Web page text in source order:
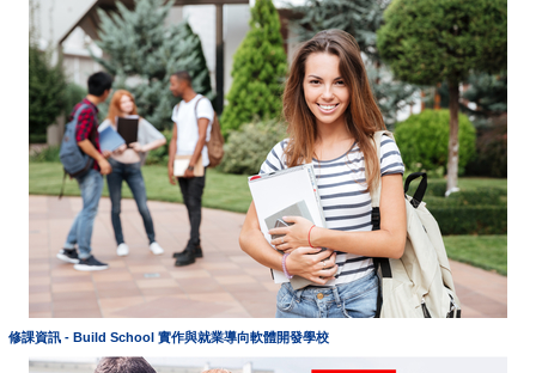
修課資訊 - Build School 實作與就業導向軟體開發學校